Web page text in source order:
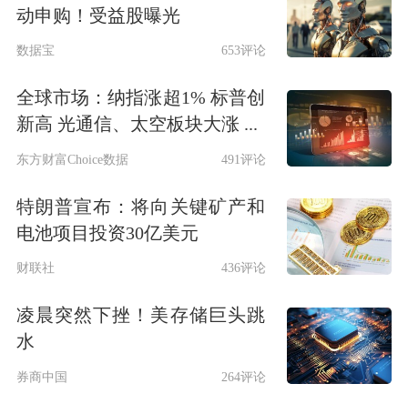
动申购！受益股曝光
数据宝 653评论
全球市场：纳指涨超1% 标普创
新高 光通信、太空板块大涨 ...
东方财富Choice数据 491评论
特朗普宣布：将向关键矿产和
电池项目投资30亿美元
财联社 436评论
凌晨突然下挫！美存储巨头跳
水
券商中国 264评论